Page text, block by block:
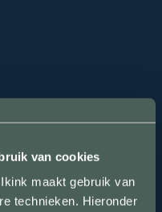
van cookies
maakt gebruik van
technieken. Hieronder